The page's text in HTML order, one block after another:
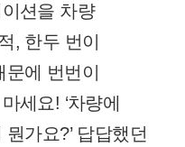
션을 차량
, 한두 번이
에 번번이
세요! ‘차량에
가요?’ 답답했던